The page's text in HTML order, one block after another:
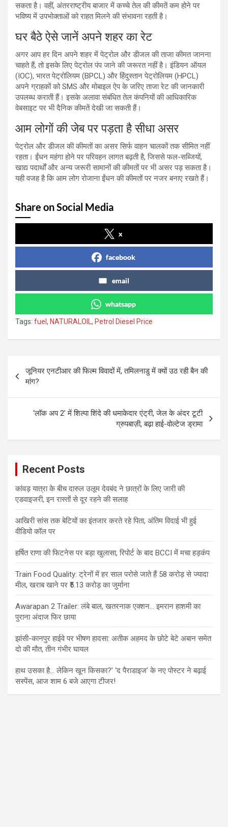
सकता है। वहीं, अंतरराष्ट्रीय बाजार में कच्चे तेल की कीमतें कम होने पर
भविष्य में उपभोक्ताओं को राहत मिलने की संभावना रहती है।
घर बैठे ऐसे जानें अपने शहर का रेट
अगर आप हर दिन अपने शहर में पेट्रोल और डीजल की ताजा कीमत जानना
चाहते हैं, तो इसके लिए पेट्रोल पंप जाने की जरूरत नहीं है। इंडियन ऑयल
(IOC), भारत पेट्रोलियम (BPCL) और हिंदुस्तान पेट्रोलियम (HPCL)
अपने ग्राहकों को SMS और मोबाइल ऐप के जरिए ताजा रेट की जानकारी
उपलब्ध कराती हैं। इसके अलावा संबंधित तेल कंपनियों की आधिकारिक
वेबसाइट पर भी दैनिक कीमतें देखी जा सकती हैं।
आम लोगों की जेब पर पड़ता है सीधा असर
पेट्रोल और डीजल की कीमतों का असर सिर्फ वाहन चालकों तक सीमित नहीं
रहता। ईंधन महंगा होने पर परिवहन लागत बढ़ती है, जिससे फल-सब्जियों,
खाद्य पदार्थों और अन्य जरूरी सामानों की कीमतों पर भी असर पड़ सकता है।
यही वजह है कि आम लोग रोजाना ईंधन की कीमतों पर नजर बनाए रखते हैं।
Share on Social Media
x
facebook
email
whatsapp
Tags: fuel , NATURALOIL , Petrol Diesel Price
navigation
जूनियर एनटीआर की फिल्म विवादों में, तमिलनाडु में क्यों उठ रही बैन की
मांग?
‘लॉक अप 2’ में शिल्पा शिंदे की धमाकेदार एंट्री, जेल के अंदर टूटी
ग्रुपबाज़ी, बढ़ा हाई-वोल्टेज ड्रामा
Recent Posts
कांवड़ यात्रा के बीच दारुल उलूम देवबंद ने छात्रों के लिए जारी की
एडवाइजरी, इन रास्तों से दूर रहने की सलाह
आखिरी सांस तक बेटियों का इंतजार करते रहे पिता, अंतिम विदाई भी हुई
वीडियो कॉल पर
हर्षित राणा की फिटनेस पर बड़ा खुलासा, रिपोर्ट के बाद BCCI में मचा हड़कंप
Train Food Quality: ट्रेनों में हर साल परोसे जाते हैं 58 करोड़ से ज्यादा
मील, खराब खाने पर ₹5.13 करोड़ का जुर्माना
Awarapan 2 Trailer: लंबे बाल, खतरनाक एक्शन… इमरान हाशमी का
पुराना अंदाज फिर छाया
झांसी-कानपुर हाईवे पर भीषण हादसा: अतीक अहमद के छोटे बेटे अबान समेत
दो की मौत, तीन गंभीर घायल
हाथ उसका है… लेकिन खून किसका?’ ‘द पैराडाइज’ के नए पोस्टर ने बढ़ाई
सस्पेंस, आज शाम 6 बजे आएगा टीजर!